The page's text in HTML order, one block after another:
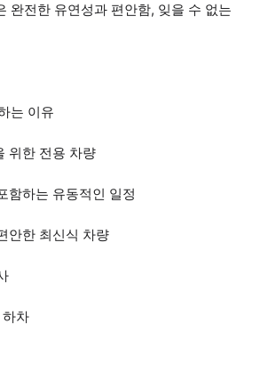
완전한 유연성과 편안함, 잊을 수 없는
는 이유
위한 전용 차량
함하는 유동적인 일정
안한 최신식 차량
차